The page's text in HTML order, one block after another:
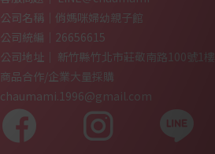
公司名稱｜俏媽咪婦幼親子館
公司統編｜26656615
公司地址｜ 新竹縣竹北市莊敬南路100號1樓
商品合作/企業大量採購
chaumami.1996@gmail.com